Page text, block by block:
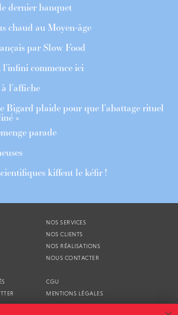
dernier banquet
chaud au Moyen-âge
par Slow Food
commence ici
l’affiche
Bigard plaide pour que l’abattage rituel
»
parade
kiffent le kéfir !
NOS SERVICES
NOS CLIENTS
NOS RÉALISATIONS
NOUS CONTACTER
CGU
MENTIONS LÉGALES